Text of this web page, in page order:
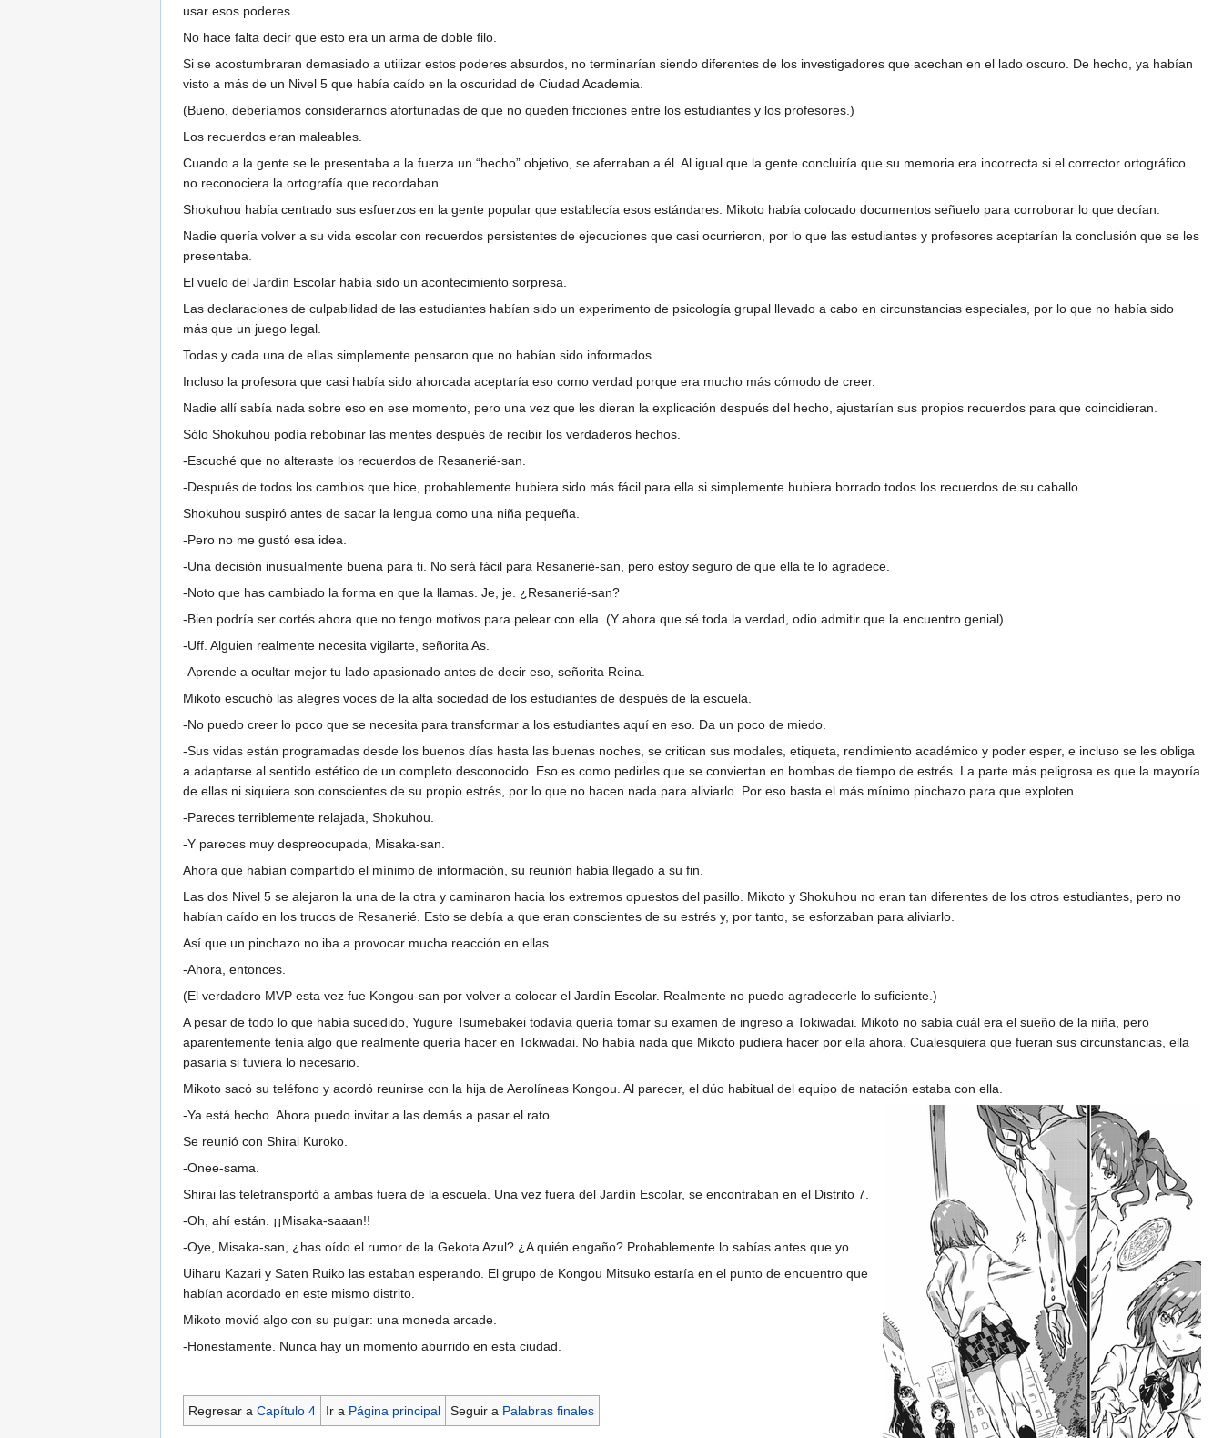
usar esos poderes.
No hace falta decir que esto era un arma de doble filo.
Si se acostumbraran demasiado a utilizar estos poderes absurdos, no terminarían siendo diferentes de los investigadores que acechan en el lado oscuro. De hecho, ya habían
visto a más de un Nivel 5 que había caído en la oscuridad de Ciudad Academia.
(Bueno, deberíamos considerarnos afortunadas de que no queden fricciones entre los estudiantes y los profesores.)
Los recuerdos eran maleables.
Cuando a la gente se le presentaba a la fuerza un “hecho” objetivo, se aferraban a él. Al igual que la gente concluiría que su memoria era incorrecta si el corrector ortográfico
no reconociera la ortografía que recordaban.
Shokuhou había centrado sus esfuerzos en la gente popular que establecía esos estándares. Mikoto había colocado documentos señuelo para corroborar lo que decían.
Nadie quería volver a su vida escolar con recuerdos persistentes de ejecuciones que casi ocurrieron, por lo que las estudiantes y profesores aceptarían la conclusión que se les
presentaba.
El vuelo del Jardín Escolar había sido un acontecimiento sorpresa.
Las declaraciones de culpabilidad de las estudiantes habían sido un experimento de psicología grupal llevado a cabo en circunstancias especiales, por lo que no había sido
más que un juego legal.
Todas y cada una de ellas simplemente pensaron que no habían sido informados.
Incluso la profesora que casi había sido ahorcada aceptaría eso como verdad porque era mucho más cómodo de creer.
Nadie allí sabía nada sobre eso en ese momento, pero una vez que les dieran la explicación después del hecho, ajustarían sus propios recuerdos para que coincidieran.
Sólo Shokuhou podía rebobinar las mentes después de recibir los verdaderos hechos.
-Escuché que no alteraste los recuerdos de Resanerié-san.
-Después de todos los cambios que hice, probablemente hubiera sido más fácil para ella si simplemente hubiera borrado todos los recuerdos de su caballo.
Shokuhou suspiró antes de sacar la lengua como una niña pequeña.
-Pero no me gustó esa idea.
-Una decisión inusualmente buena para ti. No será fácil para Resanerié-san, pero estoy seguro de que ella te lo agradece.
-Noto que has cambiado la forma en que la llamas. Je, je. ¿Resanerié-san?
-Bien podría ser cortés ahora que no tengo motivos para pelear con ella. (Y ahora que sé toda la verdad, odio admitir que la encuentro genial).
-Uff. Alguien realmente necesita vigilarte, señorita As.
-Aprende a ocultar mejor tu lado apasionado antes de decir eso, señorita Reina.
Mikoto escuchó las alegres voces de la alta sociedad de los estudiantes de después de la escuela.
-No puedo creer lo poco que se necesita para transformar a los estudiantes aquí en eso. Da un poco de miedo.
-Sus vidas están programadas desde los buenos días hasta las buenas noches, se critican sus modales, etiqueta, rendimiento académico y poder esper, e incluso se les obliga
a adaptarse al sentido estético de un completo desconocido. Eso es como pedirles que se conviertan en bombas de tiempo de estrés. La parte más peligrosa es que la mayoría
de ellas ni siquiera son conscientes de su propio estrés, por lo que no hacen nada para aliviarlo. Por eso basta el más mínimo pinchazo para que exploten.
-Pareces terriblemente relajada, Shokuhou.
-Y pareces muy despreocupada, Misaka-san.
Ahora que habían compartido el mínimo de información, su reunión había llegado a su fin.
Las dos Nivel 5 se alejaron la una de la otra y caminaron hacia los extremos opuestos del pasillo. Mikoto y Shokuhou no eran tan diferentes de los otros estudiantes, pero no
habían caído en los trucos de Resanerié. Esto se debía a que eran conscientes de su estrés y, por tanto, se esforzaban para aliviarlo.
Así que un pinchazo no iba a provocar mucha reacción en ellas.
-Ahora, entonces.
(El verdadero MVP esta vez fue Kongou-san por volver a colocar el Jardín Escolar. Realmente no puedo agradecerle lo suficiente.)
A pesar de todo lo que había sucedido, Yugure Tsumebakei todavía quería tomar su examen de ingreso a Tokiwadai. Mikoto no sabía cuál era el sueño de la niña, pero
aparentemente tenía algo que realmente quería hacer en Tokiwadai. No había nada que Mikoto pudiera hacer por ella ahora. Cualesquiera que fueran sus circunstancias, ella
pasaría si tuviera lo necesario.
Mikoto sacó su teléfono y acordó reunirse con la hija de Aerolíneas Kongou. Al parecer, el dúo habitual del equipo de natación estaba con ella.
-Ya está hecho. Ahora puedo invitar a las demás a pasar el rato.
Se reunió con Shirai Kuroko.
-Onee-sama.
Shirai las teletransportó a ambas fuera de la escuela. Una vez fuera del Jardín Escolar, se encontraban en el Distrito 7.
-Oh, ahí están. ¡¡Misaka-saaan!!
-Oye, Misaka-san, ¿has oído el rumor de la Gekota Azul? ¿A quién engaño? Probablemente lo sabías antes que yo.
Uiharu Kazari y Saten Ruiko las estaban esperando. El grupo de Kongou Mitsuko estaría en el punto de encuentro que
habían acordado en este mismo distrito.
Mikoto movió algo con su pulgar: una moneda arcade.
-Honestamente. Nunca hay un momento aburrido en esta ciudad.
Regresar a Capítulo 4 Ir a Página principal Seguir a Palabras finales